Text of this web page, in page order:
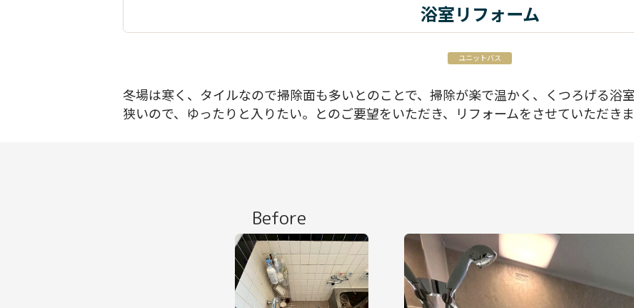
浴室リフォーム
ユニットバス
冬場は寒く、タイルなので掃除面も多いとのことで、掃除が楽で温かく、くつろげる浴
狭いので、ゆったりと入りたい。とのご要望をいただき、リフォームをさせていただきま
Before